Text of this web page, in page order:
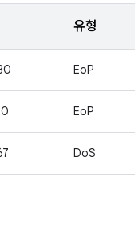
유형
EoP
EoP
DoS